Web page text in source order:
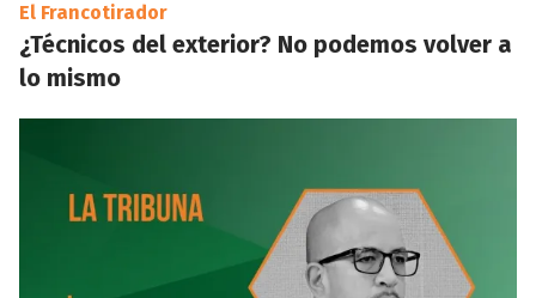
El Francotirador
¿Técnicos del exterior? No podemos volver a
lo mismo